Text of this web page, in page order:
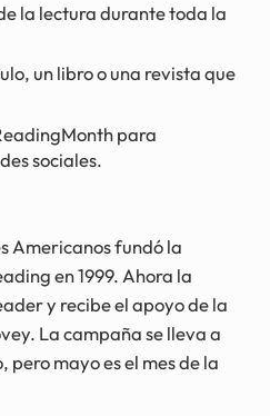
la lectura durante toda la
un libro o una revista que
para
sociales.
Americanos fundó la
en 1999. Ahora la
y recibe el apoyo de la
La campaña se lleva a
mayo es el mes de la